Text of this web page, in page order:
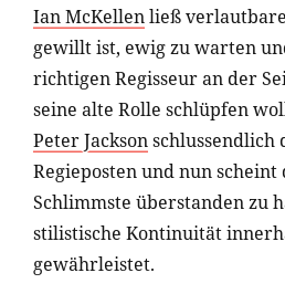
Ian McKellenließ
gewillt ist, ewig zu warten
richtigen Regisseur an der
seine alte Rolle schlüpfen
Peter Jacksonschlussendlich
Regieposten und nun scheint
Schlimmste überstanden zu
stilistische Kontinuität
gewährleistet.